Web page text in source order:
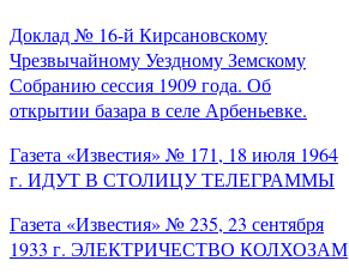
Доклад № 16-й Кирсановскому
Чрезвычайному Уездному Земскому
Собранию сессия 1909 года. Об
открытии базара в селе Арбеньевке.
Газета «Известия» № 171, 18 июля 1964
г. ИДУТ В СТОЛИЦУ ТЕЛЕГРАММЫ
Газета «Известия» № 235, 23 сентября
1933 г. ЭЛЕКТРИЧЕСТВО КОЛХОЗАМ